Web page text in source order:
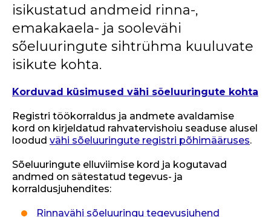
isikustatud andmeid rinna-,
emakakaela- ja soolevähi
sõeluuringute sihtrühma kuuluvate
isikute kohta.
Korduvad küsimused vähi sõeluuringute kohta
Registri töökorraldus ja andmete avaldamise
kord on kirjeldatud rahvatervishoiu seaduse alusel
loodud vähi sõeluuringute registri põhimääruses.
Sõeluuringute elluviimise kord ja kogutavad
andmed on sätestatud tegevus- ja
korraldusjuhendites:
Rinnavähi sõeluuringu tegevusjuhend